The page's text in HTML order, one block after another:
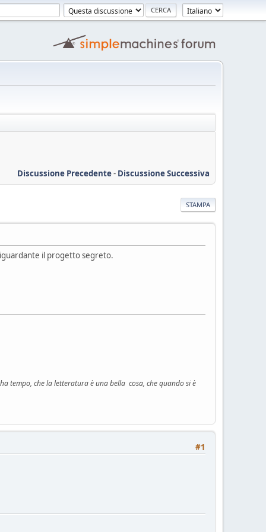
Discussione Precedente- Discussione Successiva
STAMPA
il progetto segreto.
tempo, che la letteratura è una bella cosa, che quando si è
#1